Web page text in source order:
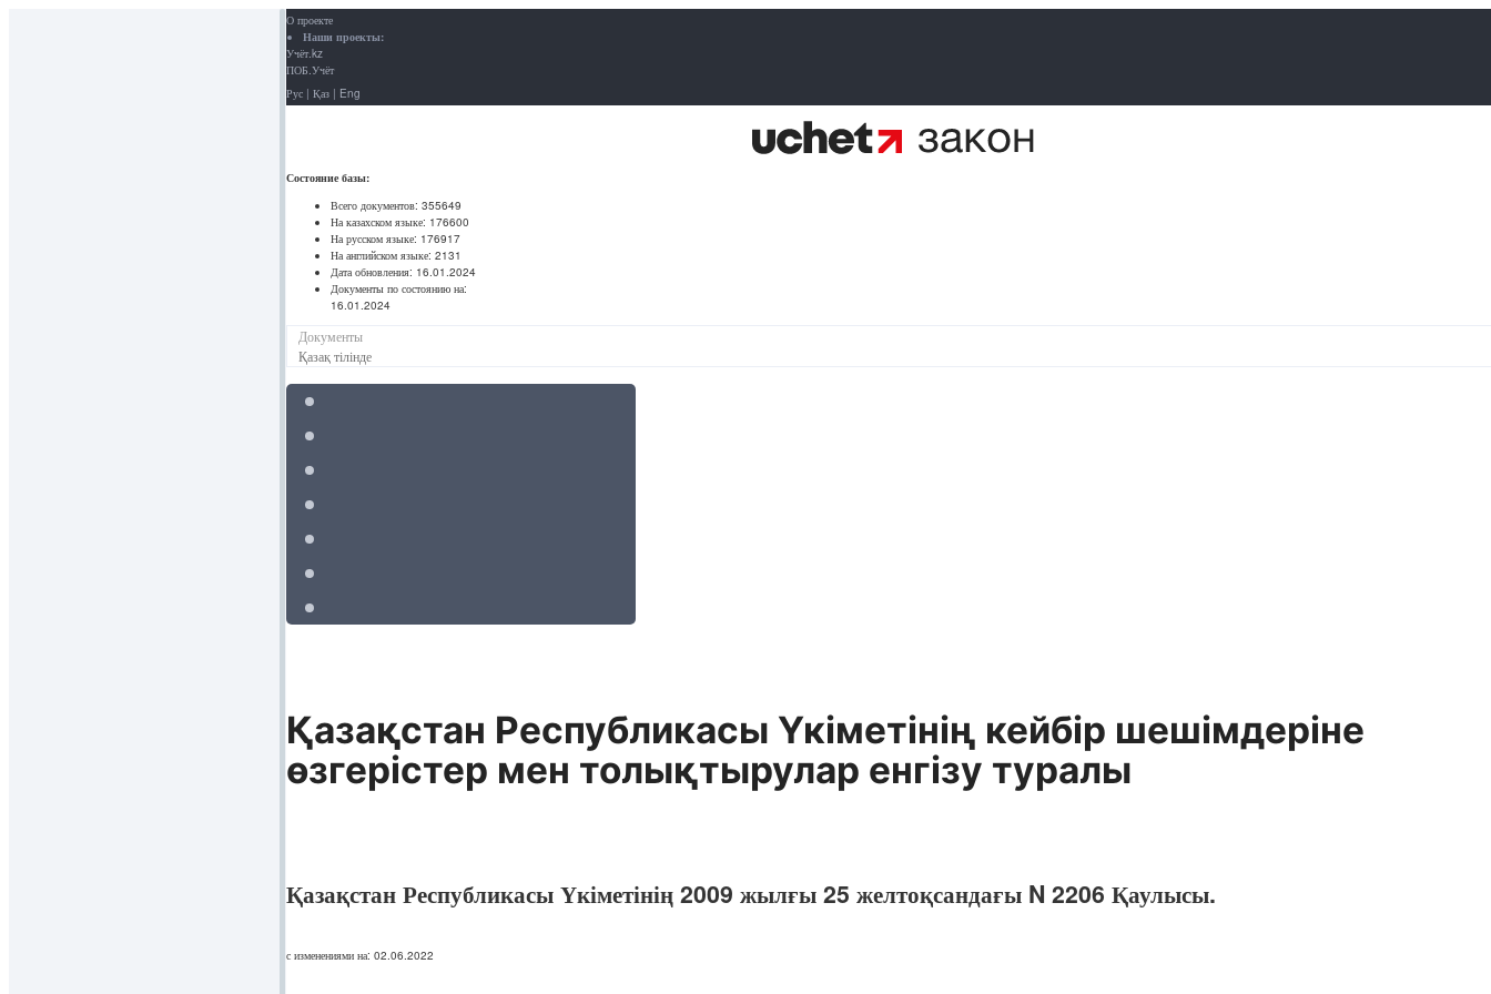
О проекте
Наши проекты:
Учёт.kz
ПОБ.Учёт
Рус | Қаз | Eng
Состояние базы:
Всего документов: 355649
На казахском языке: 176600
На русском языке: 176917
На английском языке: 2131
Дата обновления: 16.01.2024
Документы по состоянию на:
16.01.2024
Документы
Қазақ тілінде
Қазақстан Республикасы Үкіметінің кейбір шешімдеріне
өзгерістер мен толықтырулар енгізу туралы
Қазақстан Республикасы Үкіметінің 2009 жылғы 25 желтоқсандағы N 2206 Қаулысы.
с изменениями на: 02.06.2022